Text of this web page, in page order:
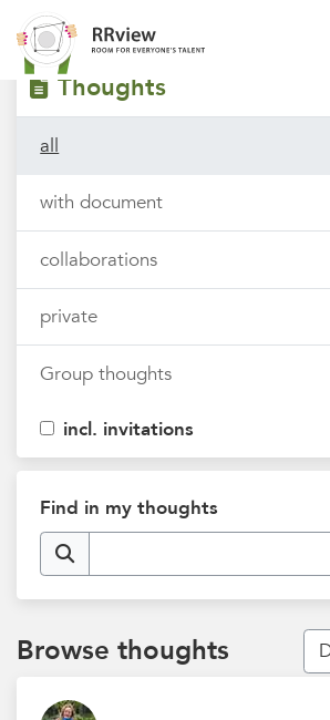
Filters tags
Thoughts
all
with document
collaborations
private
Group thoughts
incl. invitations
Find in my thoughts
Browse thoughts